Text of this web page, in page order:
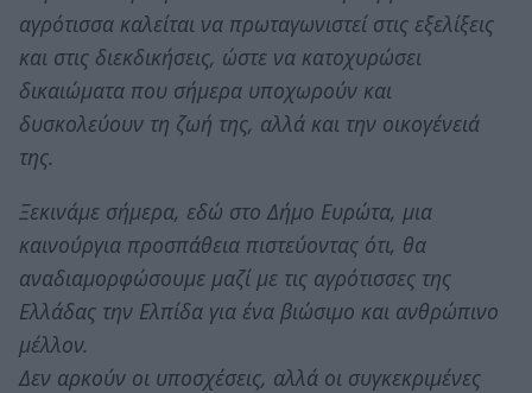
αγρότισσα καλείται να πρωταγωνιστεί στις εξελίξεις
και στις διεκδικήσεις, ώστε να κατοχυρώσει
δικαιώματα που σήμερα υποχωρούν και
δυσκολεύουν τη ζωή της, αλλά και την οικογένειά
της.
Ξεκινάμε σήμερα, εδώ στο Δήμο Ευρώτα, μια
καινούργια προσπάθεια πιστεύοντας ότι, θα
αναδιαμορφώσουμε μαζί με τις αγρότισσες της
Ελλάδας την Ελπίδα για ένα βιώσιμο και ανθρώπινο
μέλλον.
Δεν αρκούν οι υποσχέσεις, αλλά οι συγκεκριμένες